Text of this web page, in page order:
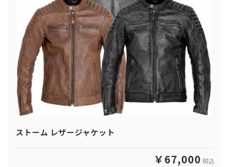
ストーム レザージャケット
￥67,000 税込